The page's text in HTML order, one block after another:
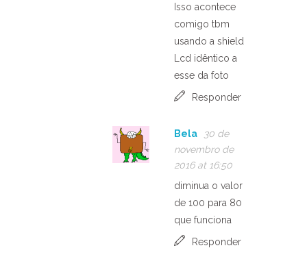
Isso acontece
comigo tbm
usando a shield
Lcd idêntico a
esse da foto
Responder
Bela
30 de
novembro de
2016 at 16:50
diminua o valor
de 100 para 80
que funciona
Responder